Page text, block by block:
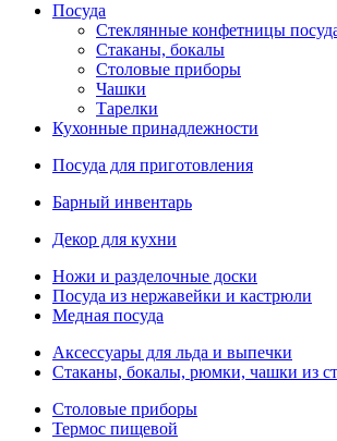
Посуда
Стеклянные конфетницы
Стаканы, бокалы
Столовые приборы
Чашки
Тарелки
Кухонные принадлежности
Посуда для приготовления
Барный инвентарь
Декор для кухни
Ножи и разделочные доски
Посуда из нержавейки и кастрюли
Медная посуда
Аксессуары для льда и выпечки
Стаканы, бокалы, рюмки, чашки из
Столовые приборы
Термос пищевой